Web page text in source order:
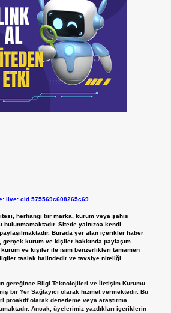
live:.cid.575569c608265c69
herhangi bir marka, kurum veya şahıs
bulunmamaktadır. Sitede yalnızca kendi
paylaşılmaktadır. Burada yer alan içerikler haber
gerçek kurum ve kişiler hakkında paylaşım
kurum ve kişiler ile isim benzerlikleri tamamen
taslak halindedir ve tavsiye niteliği
gereğince Bilgi Teknolojileri ve İletişim Kurumu
bir Yer Sağlayıcı olarak hizmet vermektedir. Bu
proaktif olarak denetleme veya araştırma
Ancak, üyelerimiz yazdıkları içeriklerin